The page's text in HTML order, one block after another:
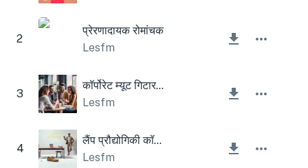
2
प्रेरणादायक रोमांचक
Lesfm
3
कॉर्पोरेट म्यूट गिटार ताज़ा
Lesfm
4
लैंप प्रौद्योगिकी कॉर्पोरेट
Lesfm